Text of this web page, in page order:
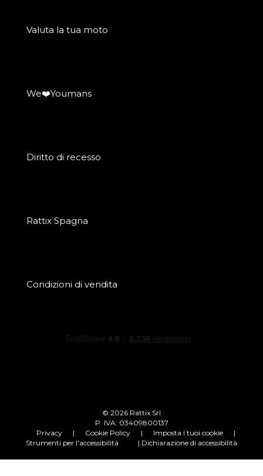
Valuta la tua moto
We❤️Youmans
Diritto di recesso
Rattix Spagna
Condizioni di vendita
© 2026 Rattix Srl
P. IVA: 03409800137
Privacy
| Cookie Policy | Imposta i tuoi cookie
|
Strumenti per l'accessibilità
| Dichiarazione di accessibilità